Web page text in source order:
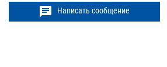
chat Написать сообщение